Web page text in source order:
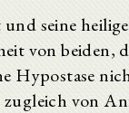
seine
von beiden,
Hypostase
von